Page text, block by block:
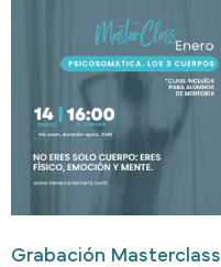
Grabación Masterclass